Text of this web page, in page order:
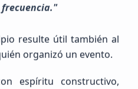
LOPEZ ALONZO
resulte útil también al
organizó un evento.
espíritu constructivo,